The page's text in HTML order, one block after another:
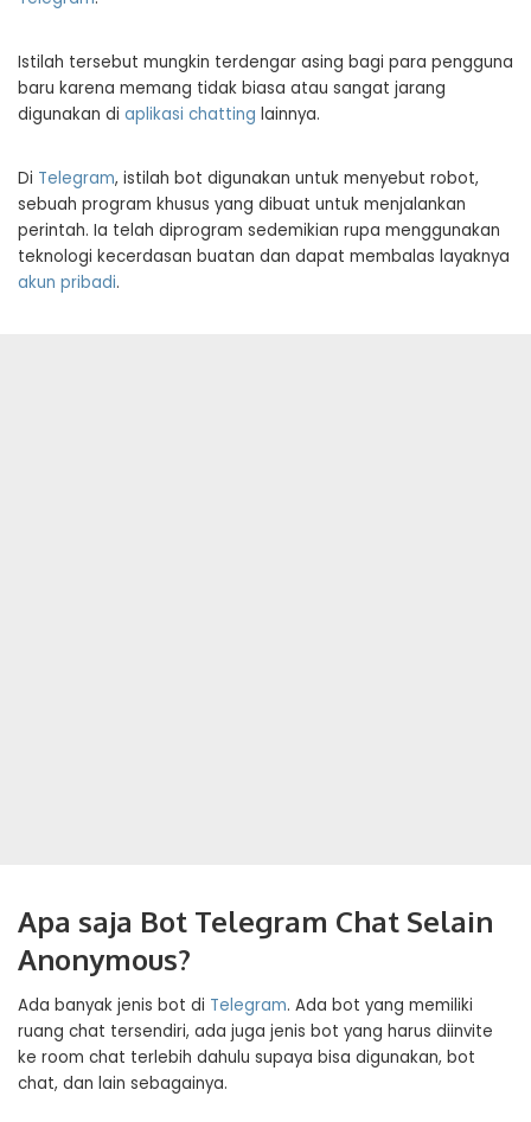
Istilah tersebut mungkin terdengar asing bagi para pengguna
baru karena memang tidak biasa atau sangat jarang
digunakan di aplikasi chatting lainnya.
Di Telegram, istilah bot digunakan untuk menyebut robot,
sebuah program khusus yang dibuat untuk menjalankan
perintah. Ia telah diprogram sedemikian rupa menggunakan
teknologi kecerdasan buatan dan dapat membalas layaknya
akun pribadi.
Apa saja Bot Telegram Chat Selain
Anonymous?
Ada banyak jenis bot di Telegram. Ada bot yang memiliki
ruang chat tersendiri, ada juga jenis bot yang harus diinvite
ke room chat terlebih dahulu supaya bisa digunakan, bot
chat, dan lain sebagainya.